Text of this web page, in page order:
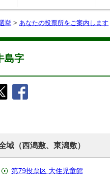
挙 > あなたの投票所をご案内します
島字
域（西潟敷、東潟敷）
第79投票区 大住児童館